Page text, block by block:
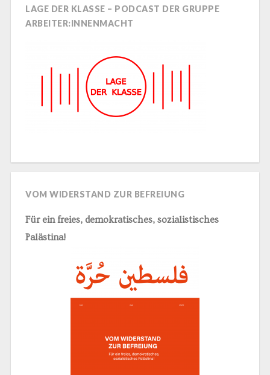
LAGE DER KLASSE – PODCAST DER GRUPPE
ARBEITER:INNENMACHT
VOM WIDERSTAND ZUR BEFREIUNG
Für ein freies, demokratisches, sozialistisches
Palästina!